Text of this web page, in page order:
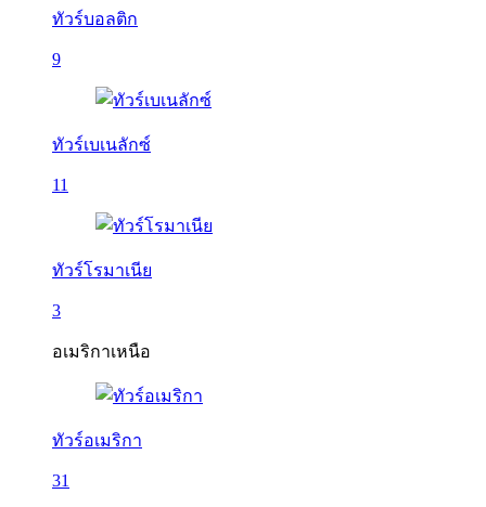
ทัวร์บอลติก
9
ทัวร์เบเนลักซ์
11
ทัวร์โรมาเนีย
3
อเมริกาเหนือ
ทัวร์อเมริกา
31